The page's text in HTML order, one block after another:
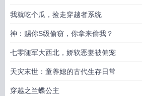
我就吃个瓜，捡走穿越者系统
神：赐你S级偷窃，你拿来偷我？
七零随军大西北，娇软恶妻被偏宠
天灾末世：童养媳的古代生存日常
穿越之兰蝶公主